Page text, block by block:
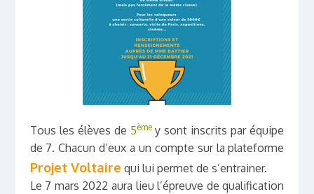
Tous les élèves de 5èmey sont inscrits par équipe
de 7. Chacun d’eux a un compte sur la plateforme
Projet Voltaire qui lui permet de s’entrainer.
Le 7 mars 2022 aura lieu l’épreuve de qualification